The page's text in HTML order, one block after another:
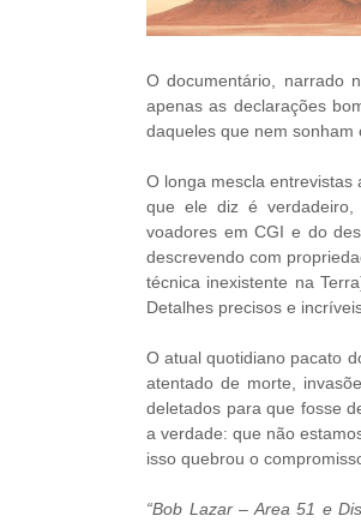
O documentário, narrado
apenas as declarações
daqueles que nem sonham
O longa mescla
que ele diz é verdadeiro,
voadores em CGI e do
descrevendo com
técnica inexistente na
Detalhes precisos e
O atual quotidiano pacato
atentado de morte,
deletados para que fosse
a verdade: que não
isso quebrou o
“Bob Lazar – Area 51 e